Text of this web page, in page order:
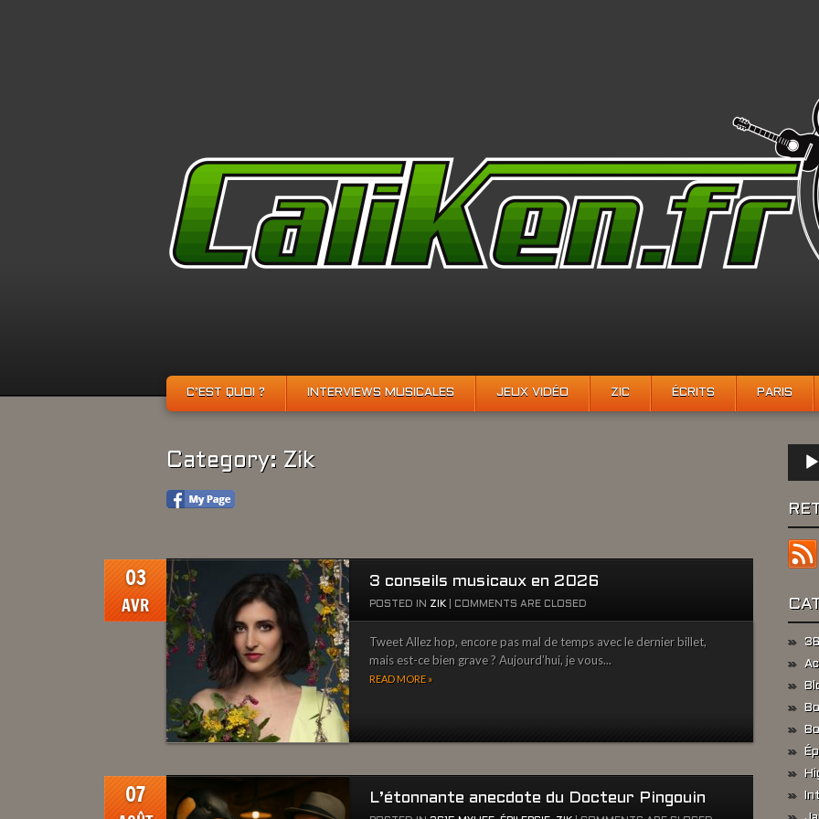
C’EST QUOI ? INTERVIEWS MUSICALES JEUX VIDÉO ZIC ÉCRITS PARIS
Category: Zik
03
AVR
3 conseils musicaux en 2026
POSTED IN ZIK COMMENTS ARE CLOSED
Tweet Allez hop, encore pas mal de temps avec le dernier billet,
mais est-ce bien grave ? Aujourd’hui, je vous...
READ MORE »
07 L’étonnante anecdote du Docteur Pingouin
audio